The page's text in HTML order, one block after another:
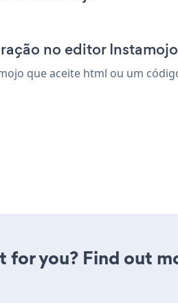
no editor Instamojo
que aceite html ou um
you? Find out